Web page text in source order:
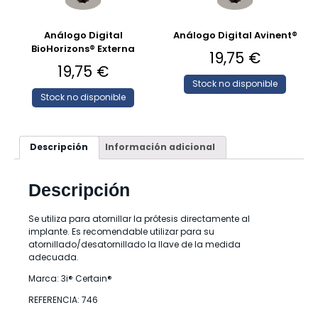
Análogo Digital
BioHorizons® Externa
19,75 €
Stock no disponible
Análogo Digital Avinent®
19,75 €
Stock no disponible
Descripción Información adicional
Descripción
Se utiliza para atornillar la prótesis directamente al
implante. Es recomendable utilizar para su
atornillado/desatornillado la llave de la medida
adecuada.
Marca: 3i® Certain®
REFERENCIA: 746